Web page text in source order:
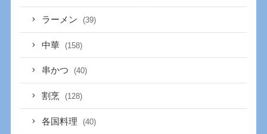
ラーメン (39)
中華 (158)
串かつ (40)
割烹 (128)
各国料理 (40)